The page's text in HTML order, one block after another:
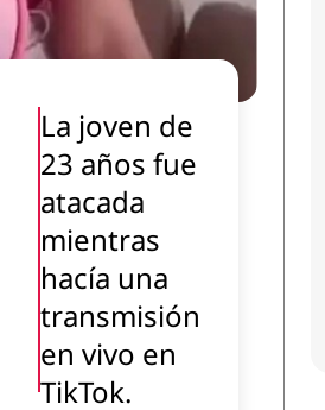
La joven de
23 años fue
atacada
mientras
hacía una
transmisión
en vivo en
TikTok.